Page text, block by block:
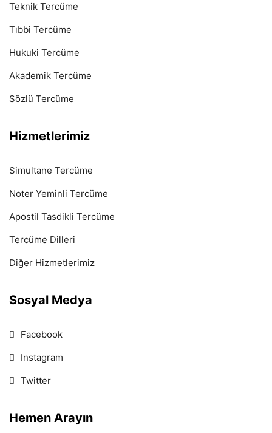
Teknik Tercüme
Tıbbi Tercüme
Hukuki Tercüme
Akademik Tercüme
Sözlü Tercüme
Hizmetlerimiz
Simultane Tercüme
Noter Yeminli Tercüme
Apostil Tasdikli Tercüme
Tercüme Dilleri
Diğer Hizmetlerimiz
Sosyal Medya
Facebook
Instagram
Twitter
Hemen Arayın